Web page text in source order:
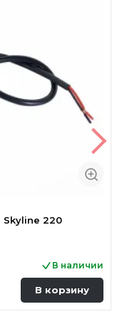
Skyline 220
В наличии
В корзину